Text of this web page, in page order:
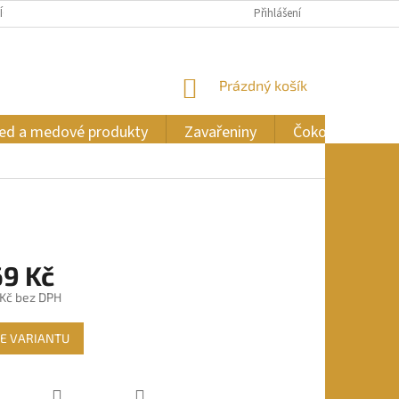
ÚDAJŮ Přihlášení
NÁKUPNÍ
Prázdný košík
a medové produkty Zavařeniny Čokoláda
Kč
bez DPH
VARIANTU